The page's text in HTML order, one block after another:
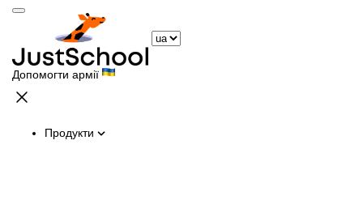
Допомогти армії
Продукти